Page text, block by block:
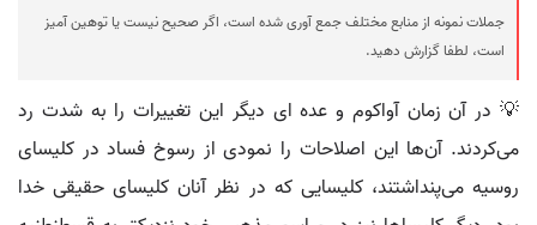
جملات نمونه از منابع مختلف جمع آوری شده است، اگر صحیح نیست یا توهین آمیز
است، لطفا گزارش دهید.
💡 در آن زمان آواکوم و عده ای دیگر این تغییرات را به شدت رد
می‌کردند. آن‌ها این اصلاحات را نمودی از رسوخ فساد در کلیسای
روسیه می‌پنداشتند، کلیسایی که در نظر آنان کلیسای حقیقی خدا